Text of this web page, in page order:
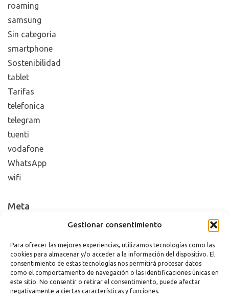
Gestionar consentimiento
Para ofrecer las mejores experiencias, utilizamos tecnologías como las
cookies para almacenar y/o acceder a la información del dispositivo. El
consentimiento de estas tecnologías nos permitirá procesar datos
como el comportamiento de navegación o las identificaciones únicas en
este sitio. No consentir o retirar el consentimiento, puede afectar
negativamente a ciertas características y funciones.
roaming
samsung
Sin categoría
smartphone
Sostenibilidad
tablet
Tarifas
telefonica
telegram
tuenti
vodafone
WhatsApp
wifi
Meta
Feed de entradas
Feed de comentarios
WordPress.org